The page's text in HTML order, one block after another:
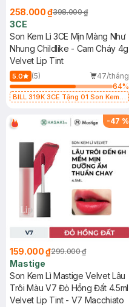
258.000 ₫398.000 ₫
3CE
Son Kem Lì 3CE Mịn Màng Như
Nhung Childlike - Cam Cháy 4g
Velvet Lip Tint
5.0 (5)
47/tháng
64%
BILL 319K 3CE Tặng 01 Son Kem
1.5g (SL có hạn)
-47 %
159.000 ₫299.000 ₫
Mastige
Son Kem Lì Mastige Velvet Lâu
Trôi Màu V7 Đỏ Hồng Đất 4.5ml
Velvet Lip Tint - V7 Macchiato